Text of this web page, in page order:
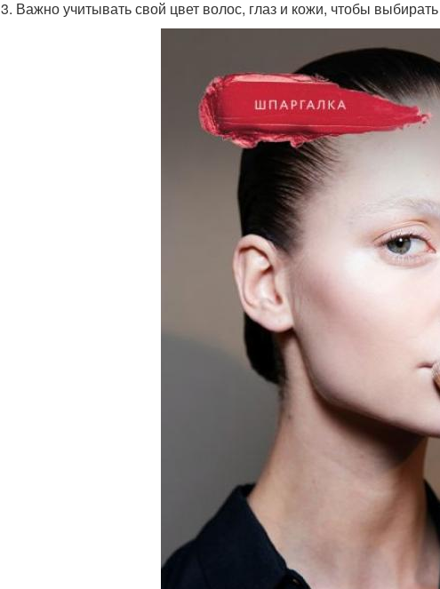
3. Важно учитывать свой цвет волос, глаз и кожи, чтобы